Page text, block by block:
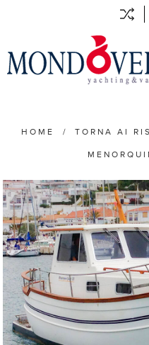
HOME / TORNA AI